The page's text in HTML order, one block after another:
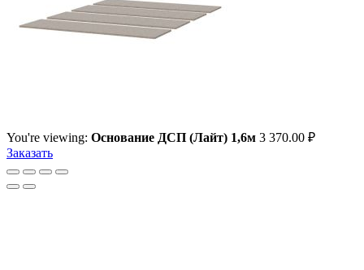
You're viewing: Основание ДСП (Лайт) 1,6м 3 370.00 ₽
Заказать